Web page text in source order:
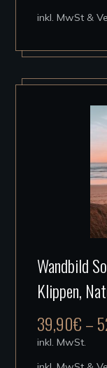
inkl. MwSt &
Wandbild
Klippen,
39,90€–
inkl. MwSt.